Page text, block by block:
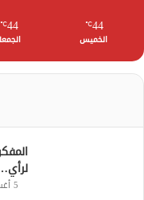
44
℃
الخميس
44
℃
5 أغسطس، 2026